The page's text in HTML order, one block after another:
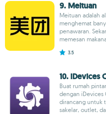
9. Meituan
Meituan adalah
menghemat
penawaran.
memesan
3.5
10. iDevices
Buat rumah
dengan iDevices
dirancang untuk
sakelar, outlet,